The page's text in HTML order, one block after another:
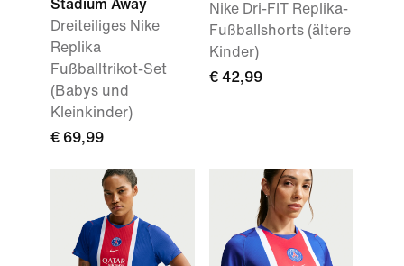
Stadium Away
Dreiteiliges Nike
Replika
Fußballtrikot-Set
(Babys und
Kleinkinder)
€ 69,99
Nike Dri-FIT Replika-
Fußballshorts (ältere
Kinder)
€ 42,99